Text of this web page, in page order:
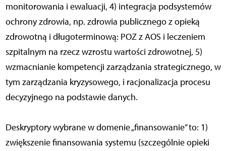
monitorowania i ewaluacji, 4) integracja podsystemów
ochrony zdrowia, np. zdrowia publicznego z opieką
zdrowotną i długoterminową: POZ z AOS i leczeniem
szpitalnym na rzecz wzrostu wartości zdrowotnej, 5)
wzmacnianie kompetencji zarządzania strategicznego, w
tym zarządzania kryzysowego, i racjonalizacja procesu
decyzyjnego na podstawie danych.
Deskryptory wybrane w domenie „finansowanie” to: 1)
zwiększenie finansowania systemu (szczególnie opieki